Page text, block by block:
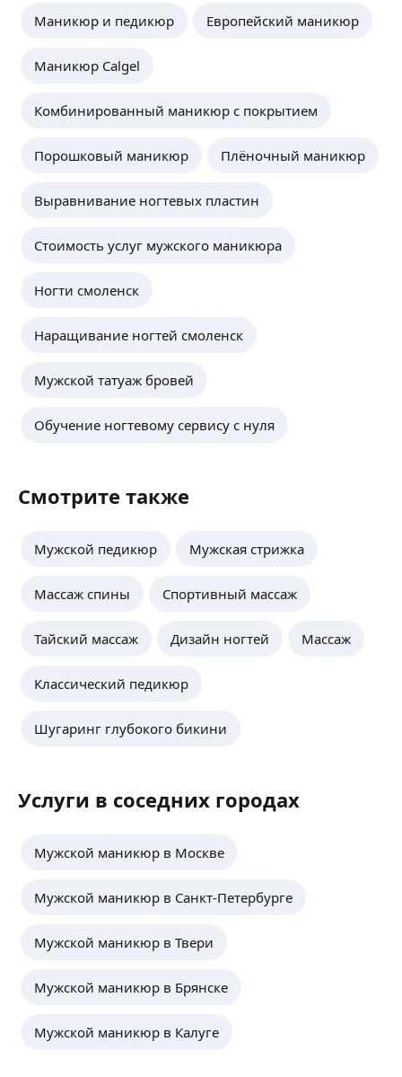
Маникюр и педикюр Европейский маникюр
Маникюр Calgel
Комбинированный маникюр с покрытием
Порошковый маникюр Плёночный маникюр
Выравнивание ногтевых пластин
Стоимость услуг мужского маникюра
Ногти смоленск
Наращивание ногтей смоленск
Мужской татуаж бровей
Обучение ногтевому сервису с нуля
Смотрите также
Мужской педикюр Мужская стрижка
Массаж спины Спортивный массаж
Тайский массаж Дизайн ногтей Массаж
Классический педикюр
Шугаринг глубокого бикини
Услуги в соседних городах
Мужской маникюр в Москве
Мужской маникюр в Санкт-Петербурге
Мужской маникюр в Твери
Мужской маникюр в Брянске
Мужской маникюр в Калуге